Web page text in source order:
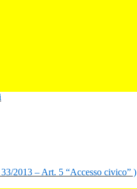
2013 – Art. 5 “Accesso civico” )